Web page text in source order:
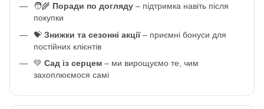
🧑‍🌾 Поради по догляду – підтримка навіть після
покупки
💝 Знижки та сезонні акції– приємні бонуси для
постійних клієнтів
💚 Сад із серцем – ми вирощуємо те, чим
захоплюємося самі